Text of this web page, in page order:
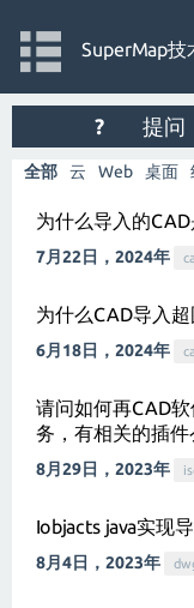
SuperMap技
? 提问
全部 云 Web 桌面
为什么导入的
7月22日，2024年
为什么CAD导入
6月18日，2024年
请问如何再CAD
务，有相关的插件
8月29日，2023年
Iobjacts java实现
8月4日，2023年